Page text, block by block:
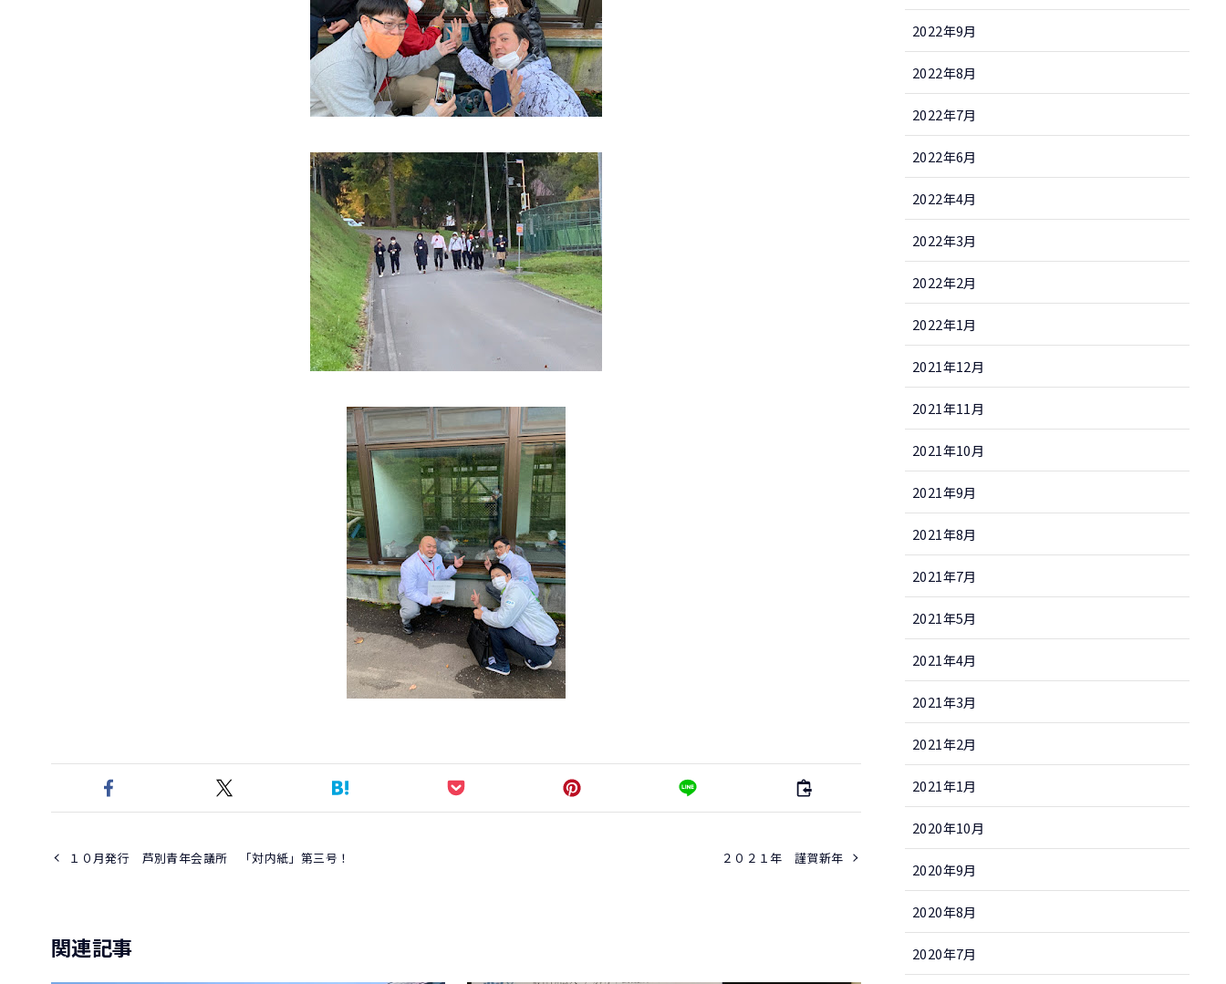
１０月発行 芦別青年会議所 「対内紙」第三号！ ２０２１年 謹賀新年
関連記事
2022年9月
2022年8月
2022年7月
2022年6月
2022年4月
2022年3月
2022年2月
2022年1月
2021年12月
2021年11月
2021年10月
2021年9月
2021年8月
2021年7月
2021年5月
2021年4月
2021年3月
2021年2月
2021年1月
2020年10月
2020年9月
2020年8月
2020年7月